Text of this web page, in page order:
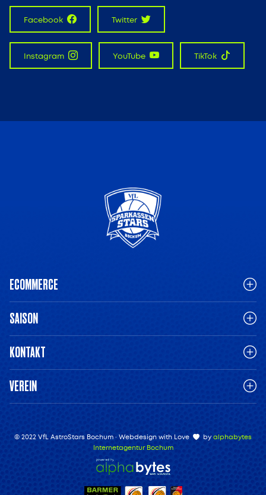
Facebook Twitter
Instagram YouTube TikTok
ECOMMERCE
SAISON
KONTAKT
VEREIN
© 2022 VfL AstroStars Bochum · Webdesign with Love by alphabytes
Internetagentur Bochum